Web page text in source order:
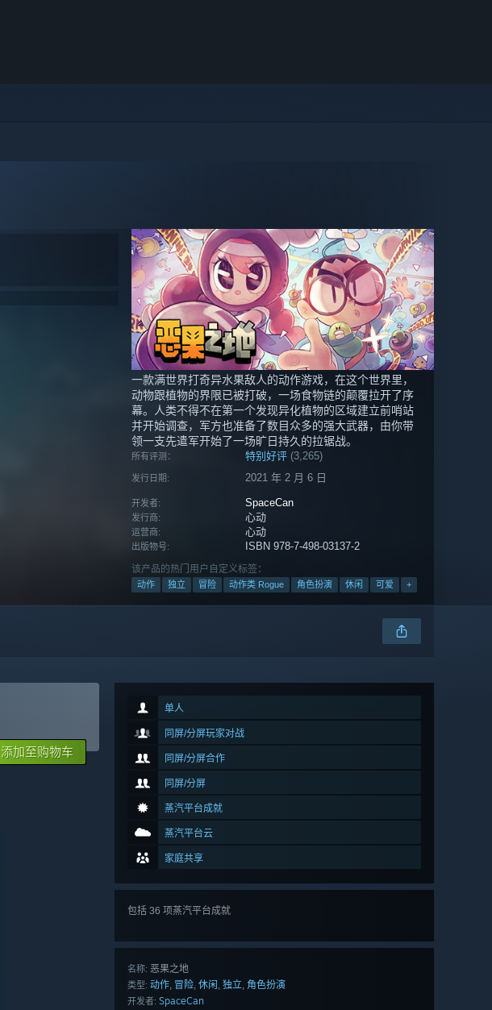
一款满世界打奇异水果敌人的动作游戏，在这个世界里，
动物跟植物的界限已被打破，一场食物链的颠覆拉开了序
幕。人类不得不在第一个发现异化植物的区域建立前哨站
并开始调查，军方也准备了数目众多的强大武器，由你带
领一支先遣军开始了一场旷日持久的拉锯战。
所有评测： 特别好评 (3,265)
发行日期: 2021 年 2 月 6 日
开发者: SpaceCan
发行商: 心动
运营商: 心动
出版物号: ISBN 978-7-498-03137-2
该产品的热门用户自定义标签：
动作 独立 冒险 动作类 Rogue 角色扮演 休闲 可爱 +
单人
同屏/分屏玩家对战
同屏/分屏合作
同屏/分屏
蒸汽平台成就
蒸汽平台云
家庭共享
包括 36 项蒸汽平台成就
名称: 恶果之地
类型: 动作, 冒险, 休闲, 独立, 角色扮演
开发者: SpaceCan
添加至购物车